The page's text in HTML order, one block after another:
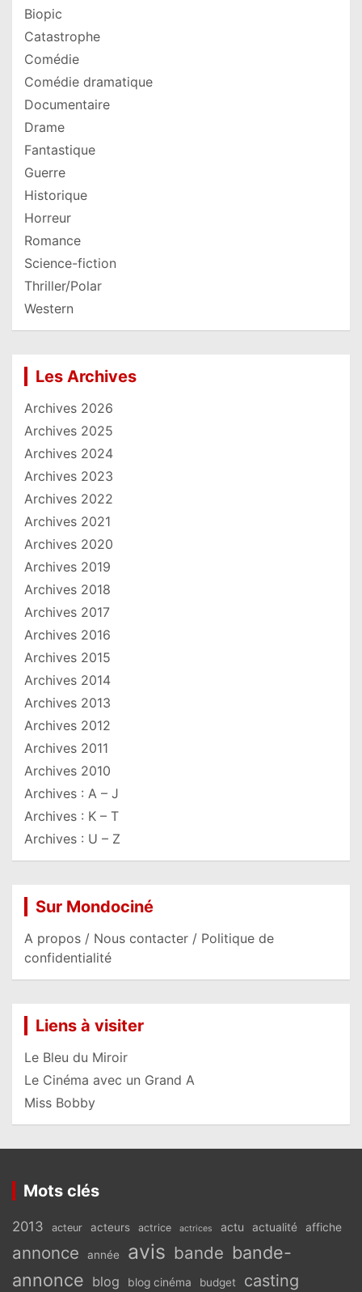
Biopic
Catastrophe
Comédie
Comédie dramatique
Documentaire
Drame
Fantastique
Guerre
Historique
Horreur
Romance
Science-fiction
Thriller/Polar
Western
Les Archives
Archives 2026
Archives 2025
Archives 2024
Archives 2023
Archives 2022
Archives 2021
Archives 2020
Archives 2019
Archives 2018
Archives 2017
Archives 2016
Archives 2015
Archives 2014
Archives 2013
Archives 2012
Archives 2011
Archives 2010
Archives : A – J
Archives : K – T
Archives : U – Z
Sur Mondociné
A propos / Nous contacter / Politique de
confidentialité
Liens à visiter
Le Bleu du Miroir
Le Cinéma avec un Grand A
Miss Bobby
Mots clés
2013 acteur acteurs actrice actrices actu actualité affiche
annonce année avis bande bande-
annonce blog blog cinéma budget casting